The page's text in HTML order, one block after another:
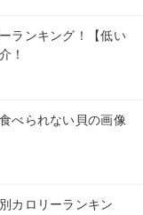
ランキング！【低い
！
べられない貝の画像
カロリーランキン